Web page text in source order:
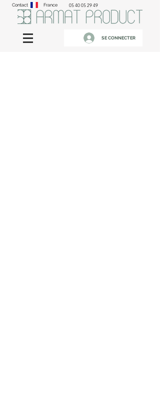
Contact France 05 40 05 29 49
SE CONNECTER